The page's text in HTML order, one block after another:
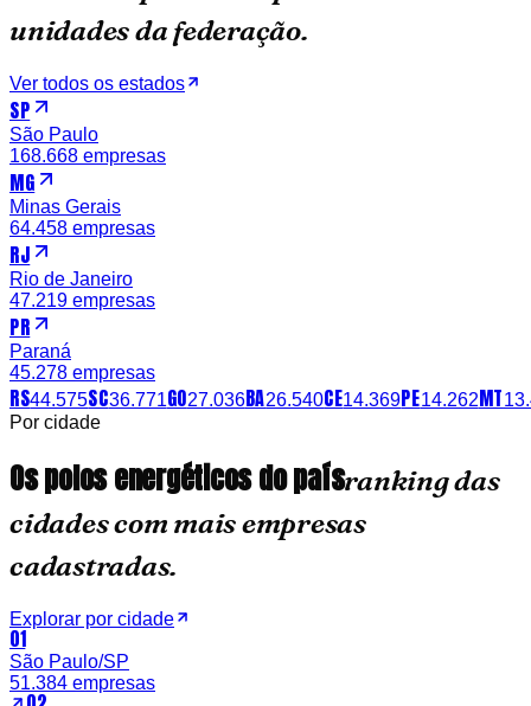
unidades da federação.
Ver todos os estados
SP
São Paulo
168.668 empresas
MG
Minas Gerais
64.458 empresas
RJ
Rio de Janeiro
47.219 empresas
PR
Paraná
45.278 empresas
RS44.575SC36.771GO27.036BA26.540CE14.369PE14.262MT
Por cidade
Os polos energéticos do paísranking das
cidades com mais empresas
cadastradas.
Explorar por cidade
01
São Paulo/SP
51.384 empresas